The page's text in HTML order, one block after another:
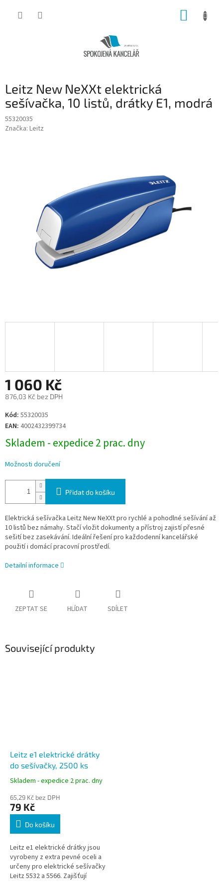
Leitz New NeXXt elektrická
sešívačka, 10 listů, drátky E1, modrá
55320035
Značka: Leitz
1 060 Kč
876,03 Kč bez DPH
Měrná
cena:
Kód: 55320035
EAN: 4002432399734
Skladem - expedice 2 prac. dny
Možnosti doručení
Přidat do košíku
Elektrická sešívačka Leitz New NeXXt pro rychlé a pohodlné sešívání až
10 listů bez námahy. Stačí vložit dokumenty a přístroj zajistí přesné
sešití bez zasekávání. Ideální řešení pro každodenní kancelářské
použití i domácí pracovní prostředí.
Detailní informace
ZEPTAT SE HLÍDAT SDÍLET
Související produkty
Leitz e1 elektrické drátky
do sešívačky, 2500 ks
Skladem - expedice 2 prac. dny
65,29 Kč bez DPH
79 Kč
Do košíku
Leitz e1 elektrické drátky jsou
vyrobeny z extra pevné oceli a
určeny pro elektrické sešívačky
Leitz 5532 a 5566. Zajišťují